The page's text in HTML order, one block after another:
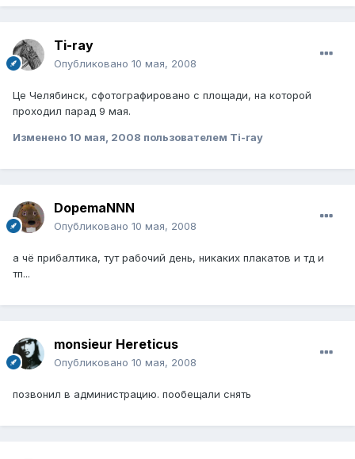
Ti-ray
Опубликовано 10 мая, 2008
Це Челябинск, сфотографировано с площади, на которой
проходил парад 9 мая.
Изменено 10 мая, 2008 пользователем Ti-ray
DopemaNNN
Опубликовано 10 мая, 2008
а чё прибалтика, тут рабочий день, никаких плакатов и тд и
тп...
monsieur Hereticus
Опубликовано 10 мая, 2008
позвонил в администрацию. пообещали снять